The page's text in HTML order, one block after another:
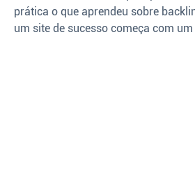
prática o que aprendeu sobre
um site de sucesso começa com